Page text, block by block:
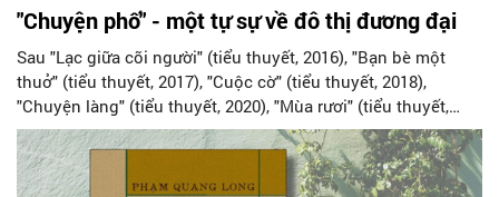
"Chuyện phố" - một tự sự về đô thị đương đại
Sau "Lạc giữa cõi người" (tiểu thuyết, 2016), "Bạn bè một
thuở" (tiểu thuyết, 2017), "Cuộc cờ" (tiểu thuyết, 2018),
"Chuyện làng" (tiểu thuyết, 2020), "Mùa rươi" (tiểu thuyết,
2020),... tác giả Phạm Quang Long tiếp tục cho ra mắt độc
giả sáng tác mới mang tên "Chuyện phố".